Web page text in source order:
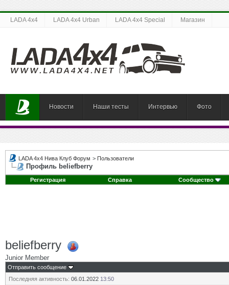
LADA 4x4 LADA 4x4 Urban LADA 4x4 Special Магазин
Новости Наши тесты Интервью Фото
LADA 4x4 Нива Клуб Форум > Пользователи
Профиль beliefberry
Регистрация Справка Сообщество
beliefberry
Junior Member
Отправить сообщение
Последняя активность: 06.01.2022 13:50